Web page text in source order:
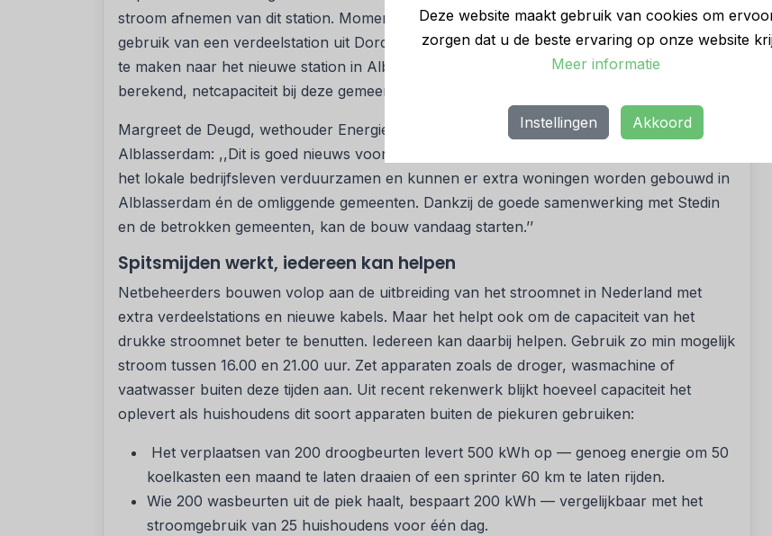
Deze website maakt gebruik van cookies om
zorgen dat u de beste ervaring op onze website
Meer informatie
Instellingen Akkoord
stroom afnemen van dit station. Momenteel maken zij voor hun stroomtoevoer nog
gebruik van een verdeelstation uit Dordrecht, maar dat station is vol. Door een ‘overstap’
te maken naar het nieuwe station in Alblasserdam ontstaat er, drie jaar eerder dan
berekend, netcapaciteit bij deze gemeenten.
Margreet de Deugd, wethouder Energie(transitie), Klimaat en Milieu van de gemeente
Alblasserdam: ,,Dit is goed nieuws voor de groei in onze regio. Met de extra capaciteit kan
het lokale bedrijfsleven verduurzamen en kunnen er extra woningen worden gebouwd in
Alblasserdam én de omliggende gemeenten. Dankzij de goede samenwerking met Stedin
en de betrokken gemeenten, kan de bouw vandaag starten.’’
Spitsmijden werkt, iedereen kan helpen
Netbeheerders bouwen volop aan de uitbreiding van het stroomnet in Nederland met
extra verdeelstations en nieuwe kabels. Maar het helpt ook om de capaciteit van het
drukke stroomnet beter te benutten. Iedereen kan daarbij helpen. Gebruik zo min mogelijk
stroom tussen 16.00 en 21.00 uur. Zet apparaten zoals de droger, wasmachine of
vaatwasser buiten deze tijden aan. Uit recent rekenwerk blijkt hoeveel capaciteit het
oplevert als huishoudens dit soort apparaten buiten de piekuren gebruiken:
Het verplaatsen van 200 droogbeurten levert 500 kWh op — genoeg energie om 50
koelkasten een maand te laten draaien of een sprinter 60 km te laten rijden.
Wie 200 wasbeurten uit de piek haalt, bespaart 200 kWh — vergelijkbaar met het
stroomgebruik van 25 huishoudens voor één dag.